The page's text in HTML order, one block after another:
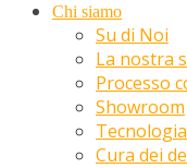
Chi siamo
Su di Noi
La nostra
Processo
Showroom
Tecnologia
Cura dei